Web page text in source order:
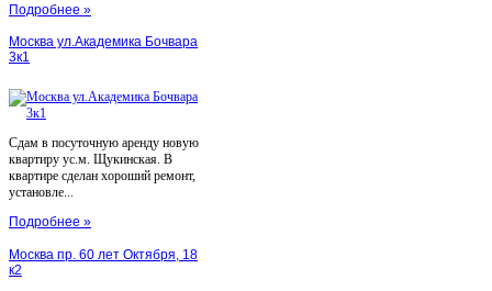
Подробнее »
Москва ул.Академика Бочвара
3к1
Сдам в посуточную аренду новую
квартиру ус.м. Щукинская. В
квартире сделан хороший ремонт,
установле...
Подробнее »
Москва пр. 60 лет Октября, 18
к2